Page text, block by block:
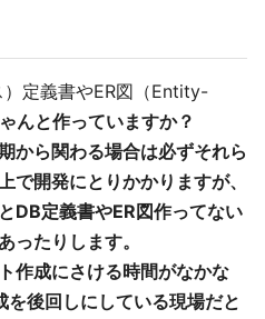
定義書やER図（Entity-
んと作っていますか？
から関わる場合は必ずそれら
で開発にとりかかりますが、
DB定義書やER図作ってない
ったりします。
作成にさける時間がなかな
後回しにしている現場だと